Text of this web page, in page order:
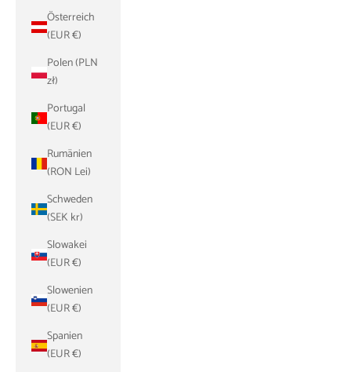
Österreich
(EUR €)
Polen (PLN
zł)
Portugal
(EUR €)
Rumänien
(RON Lei)
Schweden
(SEK kr)
Slowakei
(EUR €)
Slowenien
(EUR €)
Spanien
(EUR €)